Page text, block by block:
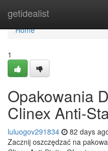
getidealist
Home
Home
1
Opakowania
Clinex Anti-
luluogov291834 82 days
Zacznij oszczędzać na